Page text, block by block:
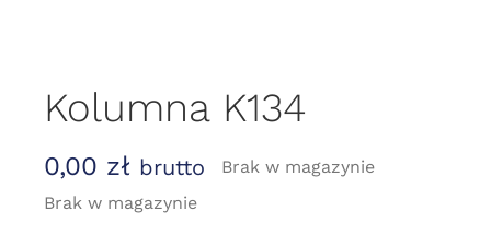
Kolumna K134
0,00 zł brutto
Brak w magazynie
Brak w magazynie